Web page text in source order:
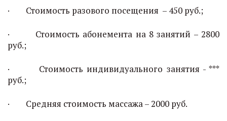
· Стоимость разового посещения – 450 руб.;
· Стоимость абонемента на 8 занятий – 2800
руб.;
· Стоимость индивидуального занятия - ***
руб.;
· Средняя стоимость массажа – 2000 руб.